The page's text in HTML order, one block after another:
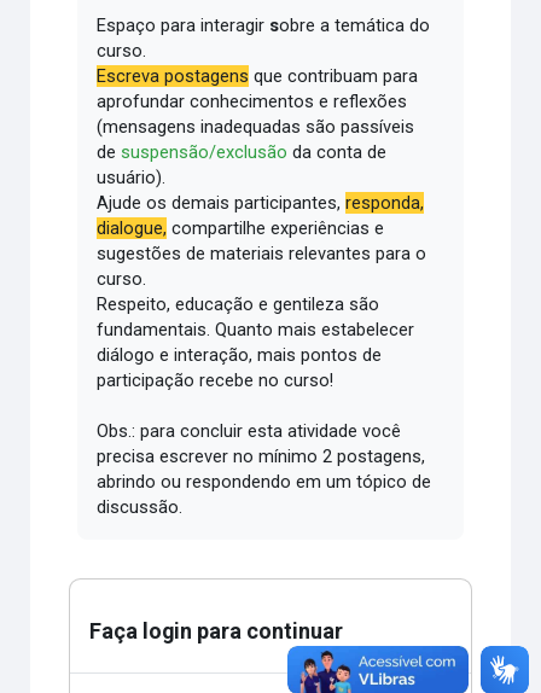
Espaço para interagir sobre a temática do
curso.
Escreva postagens que contribuam para
aprofundar conhecimentos e reflexões
(mensagens inadequadas são passíveis
desuspensão/exclusão da conta de
usuário).
Ajude os demais participantes,responda,
dialogue, compartilhe experiências e
sugestões de materiais relevantes para o
curso.
Respeito, educação e gentileza são
fundamentais.Quanto mais estabelecer
diálogo e interação, mais pontos de
participação recebe no curso!
Obs.: para concluir esta atividade você
precisa escrever no mínimo 2 postagens,
abrindo ou respondendo em um tópico de
discussão.
Faça login para continuar